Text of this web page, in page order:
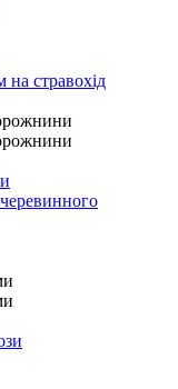
на стравохід